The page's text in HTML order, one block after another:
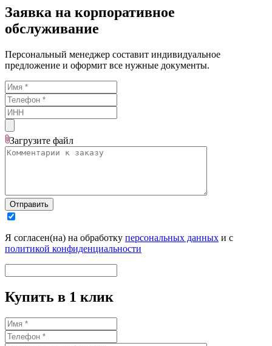
Заявка на корпоративное
обслуживание
Персональный менеджер составит индивидуальное
предложение и оформит все нужные документы.
Загрузите файл
Отправить
Я согласен(на) на обработку персональных данных и с
политикой конфиденциальности
Купить в 1 клик